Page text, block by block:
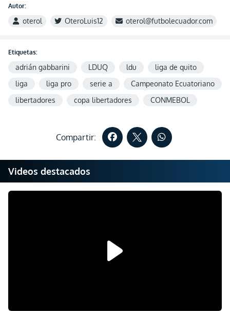
Autor:
oterol OteroLuis12 oterol@futbolecuador.com
Etiquetas:
adrián gabbarini LDUQ ldu
liga de quito
liga
liga pro serie a
Campeonato Ecuatoriano
libertadores
copa libertadores CONMEBOL
Compartir:
Videos destacados